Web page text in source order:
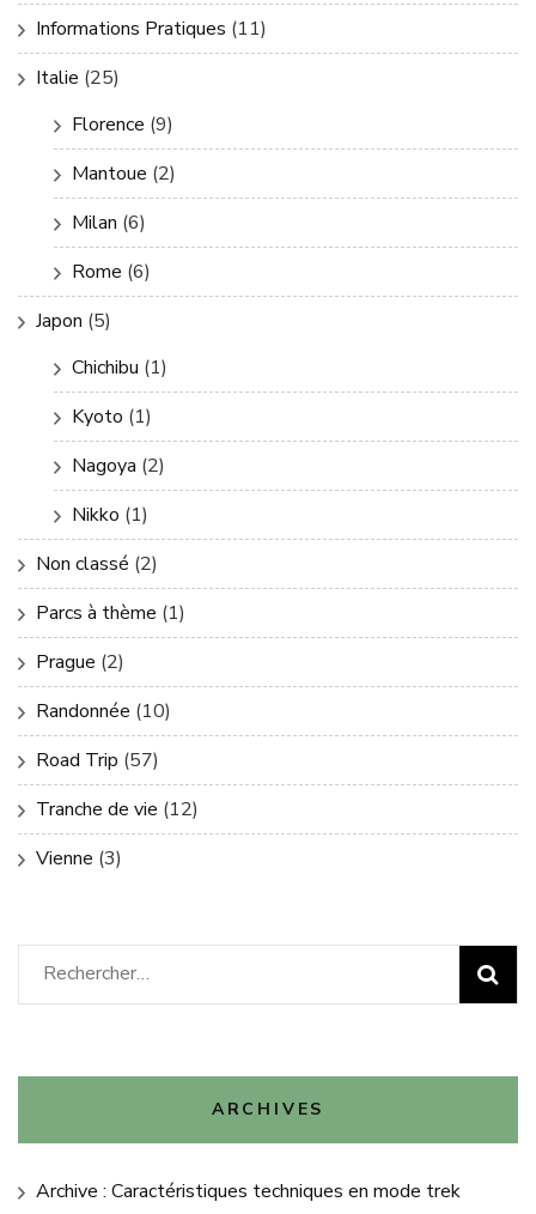
Informations Pratiques (11)
Italie (25)
Florence (9)
Mantoue (2)
Milan (6)
Rome (6)
Japon (5)
Chichibu (1)
Kyoto (1)
Nagoya (2)
Nikko (1)
Non classé (2)
Parcs à thème (1)
Prague (2)
Randonnée (10)
Road Trip (57)
Tranche de vie (12)
Vienne (3)
Rechercher :
ARCHIVES
Archive : Caractéristiques techniques en mode trek